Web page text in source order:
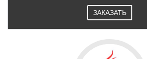
ЗАКАЗАТЬ